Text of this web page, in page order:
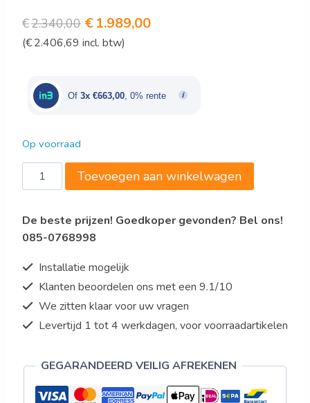
€2.340,00 Oorspronkelijke
prijs
€2.340,00.
€1.989,00Huidige
€1.989,00.
(€2.406,69 incl. btw)
Of 3x €663,00 , 0% rente
Op voorraad
GEKOELD
BUFFET
3/1
aantal
Toevoegen aan winkelwagen
De beste prijzen! Goedkoper gevonden? Bel ons!
085-0768998
Installatie mogelijk
Klanten beoordelen ons met een 9.1/10
We zitten klaar voor uw vragen
Levertijd 1 tot 4 werkdagen, voor voorraadartikelen
GEGARANDEERD VEILIG AFREKENEN